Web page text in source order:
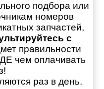
подбора или
номеров
запчастей,
с
правильности
чем оплачивать
раз в день.